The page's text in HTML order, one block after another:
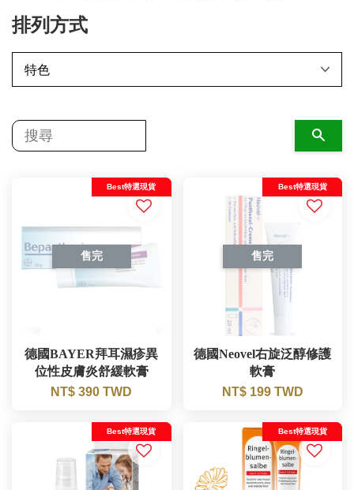
排列方式
售完
Best特選現貨
德國BAYER拜耳濕疹異
位性皮膚炎舒緩軟膏
NT$ 390 TWD
售完
Best特選現貨
德國Neovel右旋泛醇修護
軟膏
NT$ 199 TWD
Best特選現貨 Best特選現貨